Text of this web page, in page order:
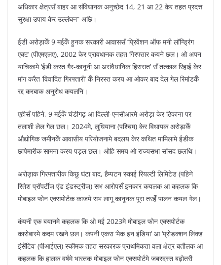
अधिकार क्षेत्रसँ बाहर आ संविधानक अनुच्छेद 14, 21 आ 22 केर तहत प्रदत्त
सुरक्षा उपाय केर उल्लंघन” अछि।
ईडी अरोड़ाकेँ 9 मईकेँ हुनक सरकारी आवाससँ ‘प्रिवेंशन ऑफ मनी लॉन्ड्रिंग
एक्ट’ (पीएमएलए), 2002 केर प्रावधानक तहत गिरफ्तार कयने छल। ओ अपन
याचिकामे ‘ईडी करत गैर-कानूनी आ असंवैधानिक हिरासत’ सँ तत्काल रिहाई केर
मांग करैत ‘विवादित गिरफ्तारी’ केँ निरस्त करय आ ओकर बाद देल गेल रिमांडकेँ
रद्द करबाक अनुरोध कयलनि।
एहीसँ पहिने, 9 मईकेँ चंडीगढ़ आ दिल्ली-एनसीआरमे अरोड़ा केर ठिकाना पर
तलाशी लेल गेल छल। 2024मे, लुधियाना (पश्चिम) केर विधायक अरोड़ाकेँ
औद्योगिक जमीनकेँ आवासीय परियोजनामे बदलय केर कथित मामिलामे ईडीक
छापेमारीक सामना करय पड़ल छल। ओहि समय ओ राज्यसभा सांसद छलथि।
अरोड़ाक गिरफ्तारीक किछु घंटा बाद, हैम्पटन स्काई रियल्टी लिमिटेड (पहिने
रितेश प्रॉपर्टीज एंड इंडस्ट्रीज) सभ आरोपसँ इनकार कयलक आ कहलक कि
मोबाइल फोन एक्सपोर्टक काजमे सभ लागू कानूनक पूरा तरहेँ पालन कयल गेल।
कंपनी एक बयानमे कहलक कि ओ मई 2023मे मोबाइल फोन एक्सपोर्टक
कारोबारमे कदम रखने छल। कंपनी एकरा ‘मेक इन इंडिया’ आ ‘प्रोडक्शन लिंक्ड
इंसेंटिव’ (पीआईएल) स्कीमक तहत सरकारक प्राथमिकता वला क्षेत्र बतौलक आ
कहलक कि हालक वर्षमे भारतक मोबाइल फोन एक्सपोर्टमे जबरदस्त बढ़ोतरी